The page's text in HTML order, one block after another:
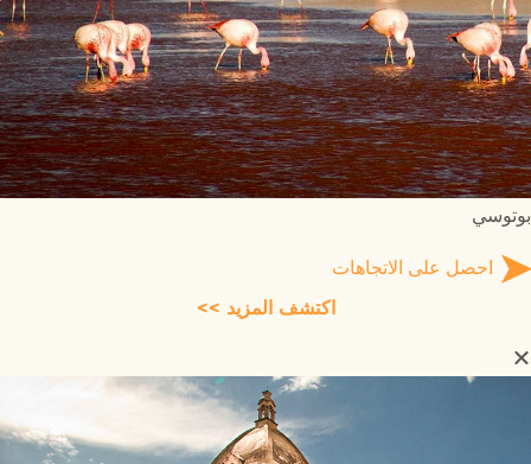
بوتوسي
احصل على الاتجاهات
اكتشف المزيد >>